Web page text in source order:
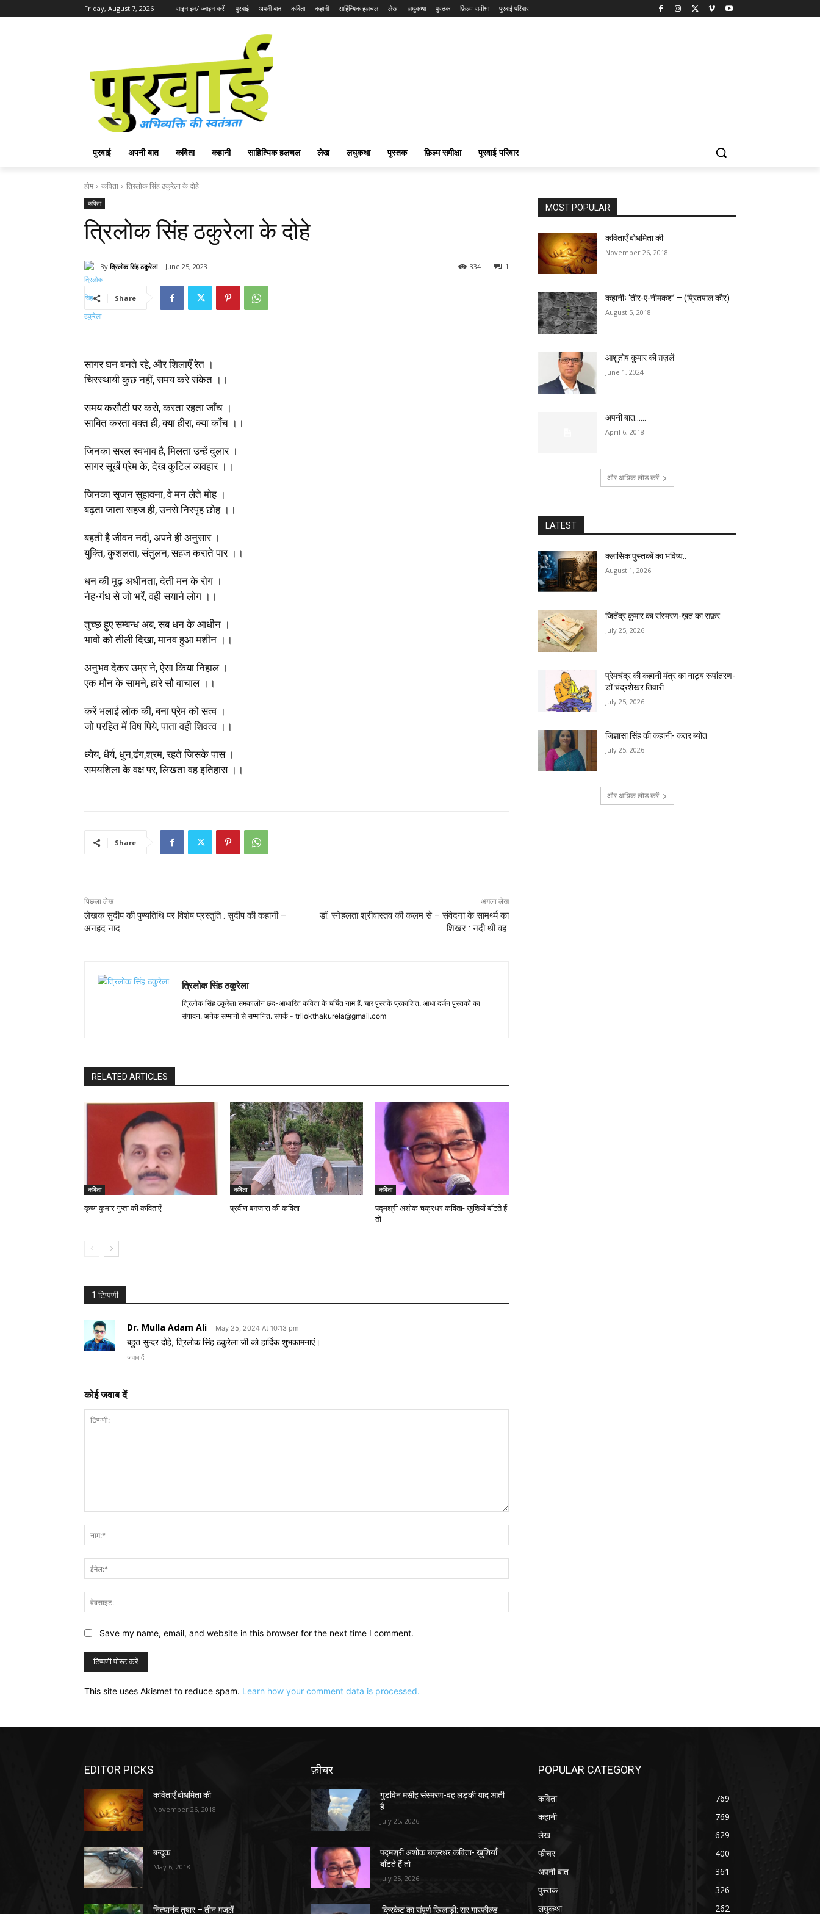
Friday, August 7, 2026 साइन इन/ ज्वाइन करें पुरवाई अपनी बात कविता कहानी साहित्यिक हलचल लेख लघुकथा पुस्तक फ़िल्म समीक्षा पुरवाई परिवार
पुरवाई अपनी बात कविता कहानी साहित्यिक हलचल लेख लघुकथा पुस्तक फ़िल्म समीक्षा पुरवाई परिवार
होम कविता त्रिलोक सिंह ठकुरेला के दोहे
कविता
त्रिलोक सिंह ठकुरेला के दोहे
By त्रिलोक सिंह ठकुरेला June 25, 2023 1
334
Share
सागर घन बनते रहे, और शिलाएँ रेत ।
चिरस्थायी कुछ नहीं, समय करे संकेत ।।
समय कसौटी पर कसे, करता रहता जाँच ।
साबित करता वक्त ही, क्या हीरा, क्या काँच ।।
जिनका सरल स्वभाव है, मिलता उन्हें दुलार ।
सागर सूखें प्रेम के, देख कुटिल व्यवहार ।।
जिनका सृजन सुहावना, वे मन लेते मोह ।
बढ़ता जाता सहज ही, उनसे निस्पृह छोह ।।
बहती है जीवन नदी, अपने ही अनुसार ।
युक्ति, कुशलता, संतुलन, सहज कराते पार ।।
धन की मूढ़ अधीनता, देती मन के रोग ।
नेह-गंध से जो भरें, वही सयाने लोग ।।
तुच्छ हुए सम्बन्ध अब, सब धन के आधीन ।
भावों को तीली दिखा, मानव हुआ मशीन ।।
अनुभव देकर उम्र ने, ऐसा किया निहाल ।
एक मौन के सामने, हारे सौ वाचाल ।।
करें भलाई लोक की, बना प्रेम को सत्व ।
जो परहित में विष पिये, पाता वही शिवत्व ।।
ध्येय, धैर्य, धुन,ढंग,श्रम, रहते जिसके पास ।
समयशिला के वक्ष पर, लिखता वह इतिहास ।।
Share
पिछला लेख
लेखक सुदीप की पुण्यतिथि पर विशेष प्रस्तुति : सुदीप की कहानी –
अनहद नाद
अगला लेख
डॉ. स्नेहलता श्रीवास्तव की कलम से – संवेदना के सामर्थ्य का
शिखर : नदी थी वह
त्रिलोक सिंह ठकुरेला
त्रिलोक सिंह ठकुरेला समकालीन छंद-आधारित कविता के चर्चित नाम हैं. चार पुस्तकें प्रकाशित. आधा दर्जन पुस्तकों का
संपादन. अनेक सम्मानों से सम्मानित. संपर्क - trilokthakurela@gmail.com
RELATED ARTICLES
कविता
कृष्ण कुमार गुप्ता की कविताएँ
कविता
प्रवीण बनजारा की कविता
कविता
पद्मश्री अशोक चक्रधर कविता- ख़ुशियाँ बाँटते हैं
तो
1 टिप्पणी
Dr. Mulla Adam Ali May 25, 2024 At 10:13 pm
बहुत सुन्दर दोहे, त्रिलोक सिंह ठकुरेला जी को हार्दिक शुभकामनाएं।
जवाब दें
कोई जवाब दें
Save my name, email, and website in this browser for the next time I comment.
This site uses Akismet to reduce spam. Learn how your comment data is processed.
MOST POPULAR
कविताएँ बोधमिता की
November 26, 2018
कहानीः ‘तीर-ए-नीमकश’ – (प्रितपाल कौर)
August 5, 2018
आशुतोष कुमार की ग़ज़लें
June 1, 2024
अपनी बात……
April 6, 2018
और अधिक लोड करें
LATEST
क्लासिक पुस्तकों का भविष्य..
August 1, 2026
जितेंद्र कुमार का संस्मरण-ख़त का सफ़र
July 25, 2026
प्रेमचंद्र की कहानी मंत्र का नाट्य रूपांतरण-
डॉ चंद्रशेखर तिवारी
July 25, 2026
जिज्ञासा सिंह की कहानी- कतर ब्योंत
July 25, 2026
और अधिक लोड करें
EDITOR PICKS
कविताएँ बोधमिता की
November 26, 2018
बन्दूक
May 6, 2018
नित्यानंद तुषार – तीन ग़ज़लें
फ़ीचर
गुडविन मसीह संस्मरण-वह लड़की याद आती
है
July 25, 2026
पद्मश्री अशोक चक्रधर कविता- ख़ुशियाँ
बाँटते हैं तो
July 25, 2026
क्रिकेट का संपूर्ण खिलाड़ी: सर गारफील्ड
POPULAR CATEGORY
कविता
769
कहानी
769
लेख
629
फीचर
400
अपनी बात
361
पुस्तक
326
लघुकथा
262